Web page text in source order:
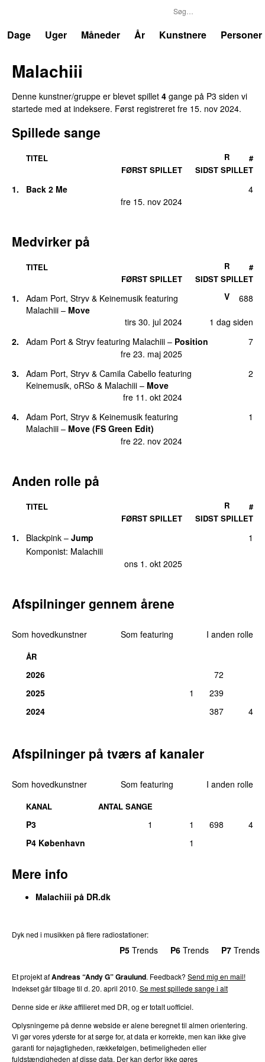
Dage
Uger Måneder År Kunstnere Personer
Malachiii
Denne kunstner/gruppe er blevet spillet 4 gange på P3 siden vi
startede med at indeksere. Først registreret fre 15. nov 2024.
Spillede sange
TITEL
FØRST SPILLET
SIDST SPILLET
R #
1.
Back 2 Me
fre 15. nov 2024
4
Medvirker på
TITEL
FØRST SPILLET
SIDST SPILLET
R #
1. Adam Port, Stryv & Keinemusik featuring
Malachiii – Move
tirs 30. jul 2024 1 dag siden
V 688
2. Adam Port & Stryv featuring Malachiii – Position
fre 23. maj 2025
7
3. Adam Port, Stryv & Camila Cabello featuring
Keinemusik, oRSo & Malachiii – Move
fre 11. okt 2024
2
4. Adam Port, Stryv & Keinemusik featuring
Malachiii – Move (FS Green Edit)
fre 22. nov 2024
1
Anden rolle på
TITEL
FØRST SPILLET
SIDST SPILLET
R #
1. Blackpink – Jump
ons 1. okt 2025
1
Komponist: Malachiii
Afspilninger gennem årene
Som hovedkunstner Som featuring I anden rolle
ÅR
2026
72
2025
1
239
2024
387 4
Afspilninger på tværs af kanaler
Som hovedkunstner Som featuring I anden rolle
KANAL ANTAL SANGE
P3 1 1 698
4
P4 København
1
Mere info
Malachiii på DR.dk
Dyk ned i musikken på flere radiostationer:
P5 Trends P6 Trends P7 Trends
Et projekt afAndreas “Andy G” Graulund. Feedback? Send mig en mail!
Indekset går tilbage til d. 20. april 2010. Se mest spillede sange i alt
Denne side erikkeaffilieret med DR, og er totalt uofficiel.
Oplysningerne på denne webside er alene beregnet til almen orientering.
Vi gør vores yderste for at sørge for, at data er korrekte, men kan ikke give
garanti for nøjagtigheden, rækkefølgen, betimeligheden eller
fuldstændigheden af disse data. Der kan derfor ikke gøres